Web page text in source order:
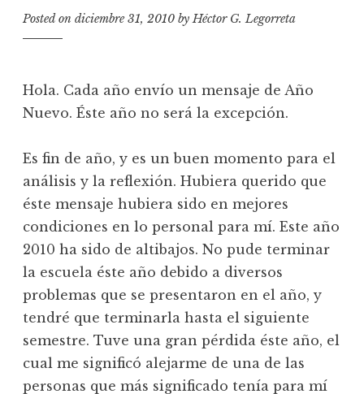
Posted on diciembre 31, 2010 byHéctor G. Legorreta
Hola. Cada año envío un mensaje de Año
Nuevo. Éste año no será la excepción.
Es fin de año, y es un buen momento para el
análisis y la reflexión. Hubiera querido que
éste mensaje hubiera sido en mejores
condiciones en lo personal para mí. Este año
2010 ha sido de altibajos. No pude terminar
la escuela éste año debido a diversos
problemas que se presentaron en el año, y
tendré que terminarla hasta el siguiente
semestre. Tuve una gran pérdida éste año, el
cual me significó alejarme de una de las
personas que más significado tenía para mí